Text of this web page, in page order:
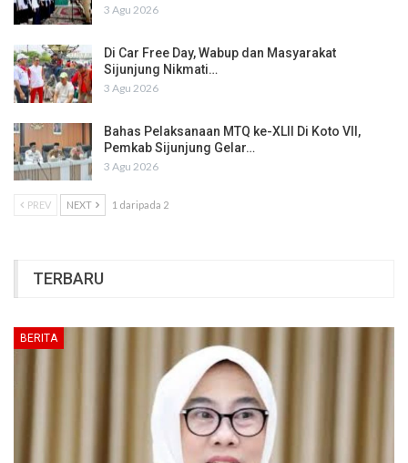
3 Agu 2026
Di Car Free Day, Wabup dan Masyarakat
Sijunjung Nikmati…
3 Agu 2026
Bahas Pelaksanaan MTQ ke-XLII Di Koto VII,
Pemkab Sijunjung Gelar…
3 Agu 2026
PREV NEXT 1 daripada 2
TERBARU
BERITA